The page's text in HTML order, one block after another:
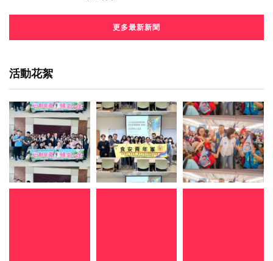
更多最新新聞
活動花絮